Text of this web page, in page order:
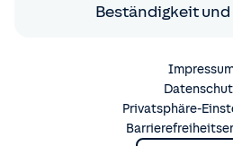
Beständigkeit
Privatsphäre-